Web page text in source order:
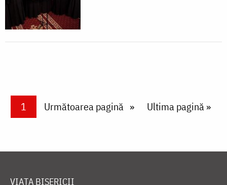
PaginareCurrent page
1 Next page
Următoarea pagină Last page
Ultima pagină »
VIAȚA BISERICII